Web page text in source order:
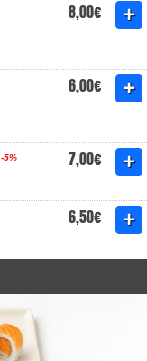
8,00€
6,00€
-5% 7,00€
6,50€